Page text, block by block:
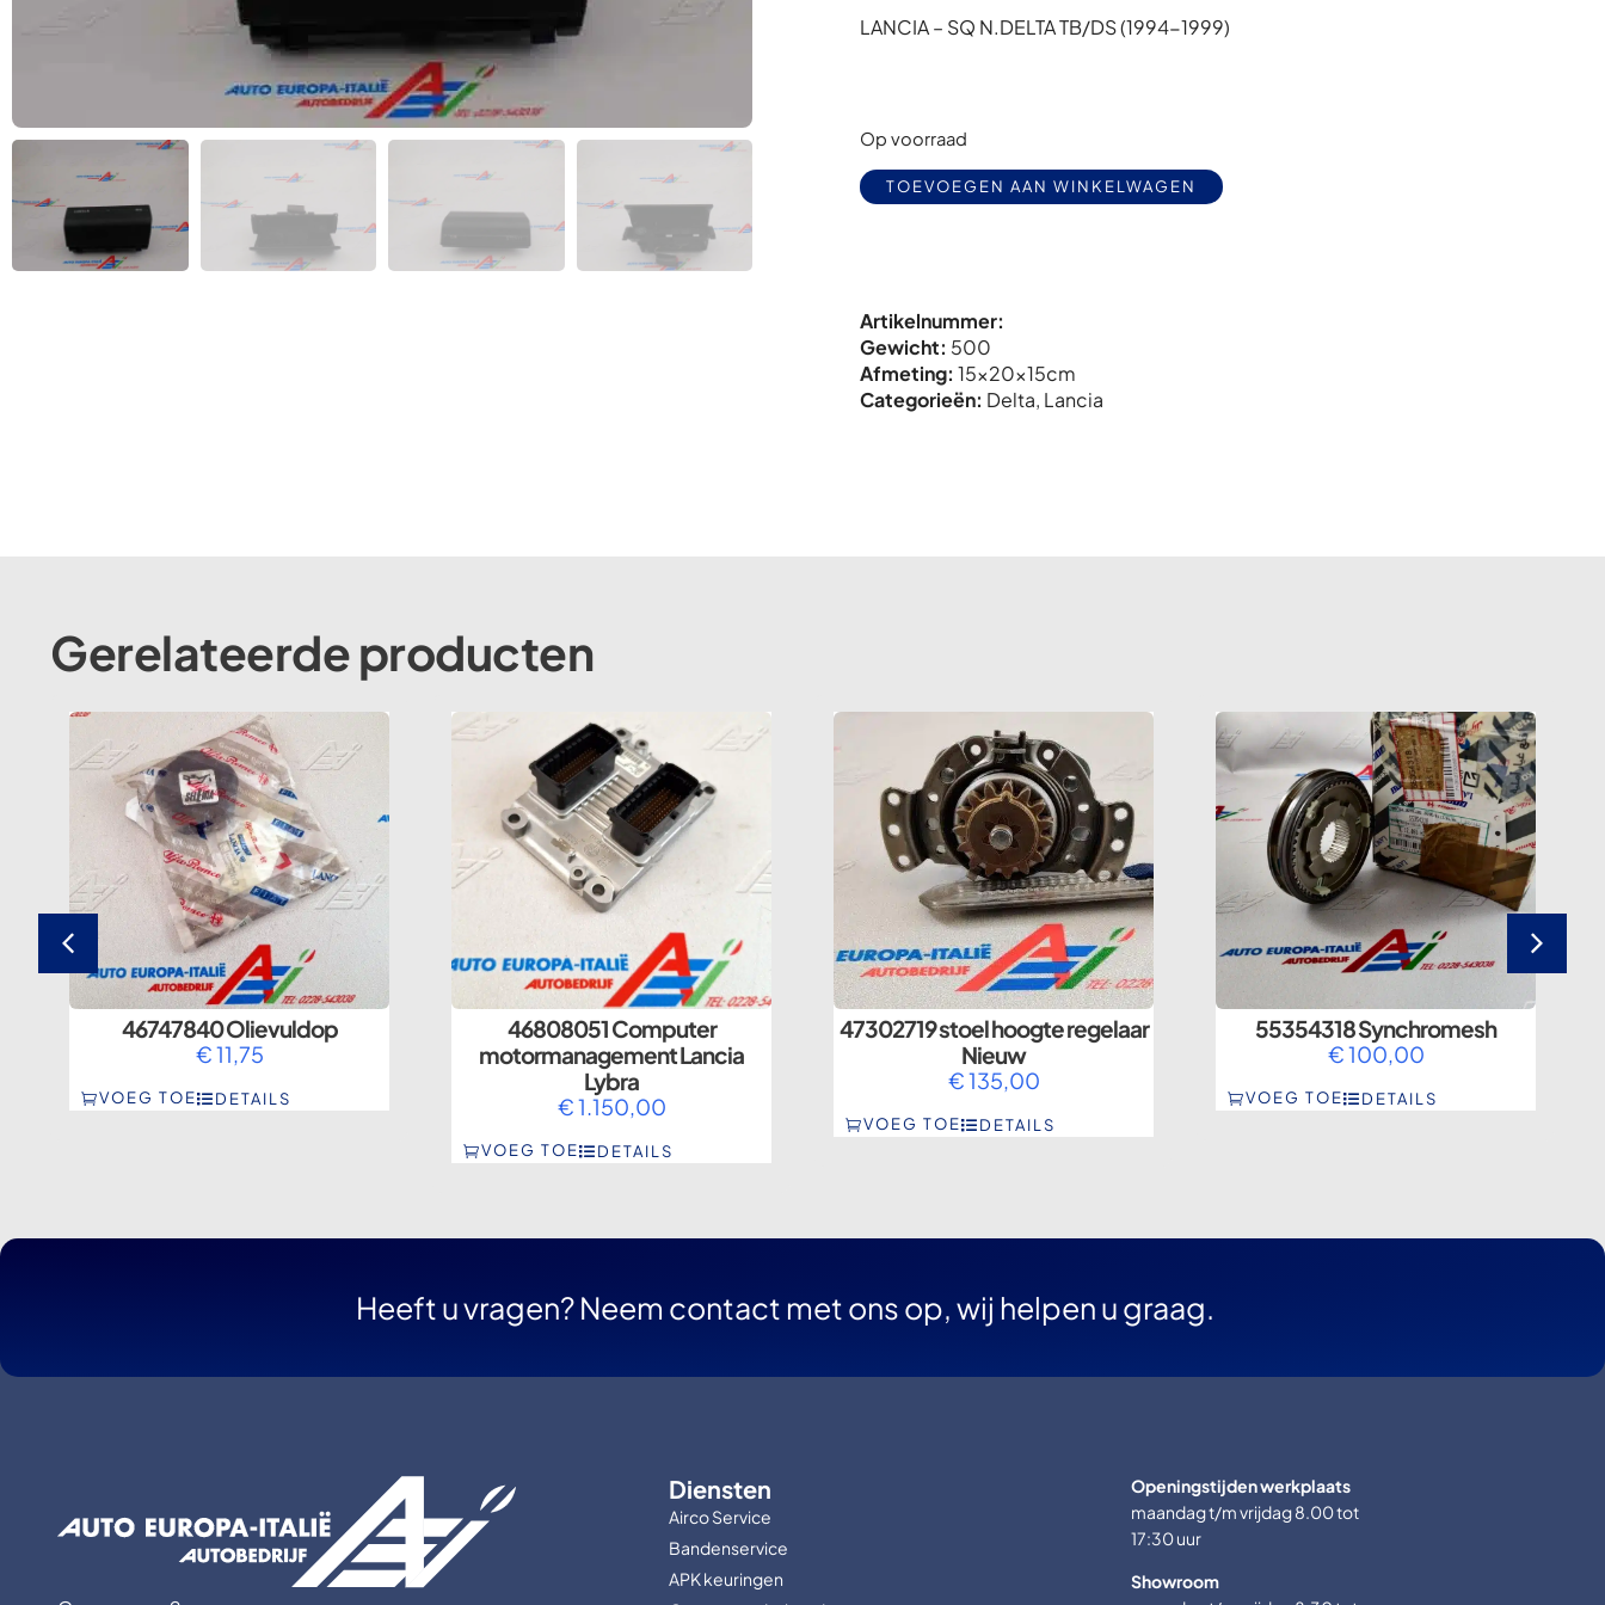
LANCIA – SQ N.DELTA TB/DS (1994-1999)
Op voorraad
TOEVOEGEN AAN WINKELWAGEN
Artikelnummer:
Gewicht: 500
Afmeting: 15x20x15cm
Categorieën: Delta, Lancia
Gerelateerde producten
46747840 Olievuldop
€11,75
VOEG TOE DETAILS
46808051 Computer
motormanagement Lancia
Lybra
€1.150,00
VOEG TOE DETAILS
47302719 stoel hoogte regelaar
Nieuw
€135,00
VOEG TOE DETAILS
55354318 Synchromesh
€100,00
VOEG TOE DETAILS
Heeft u vragen? Neem contact met ons op, wij helpen u graag.
Diensten
Airco Service
Bandenservice
APK keuringen
Openingstijden werkplaats
maandag t/m vrijdag 8.00 tot
17:30 uur
Showroom